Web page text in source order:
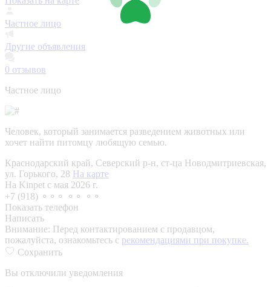
Частное лицо
Другие объявления
0 отзывов
Частное лицо
Человек, который занимается разведением животных или
хочет найти питомцу любящую семью.
Краснодарский край, Северский р-н, ст-ца Новодмитриевская,
ул. Горького, 28 На карте
На Kinpet c мая 2026 г.
+7 (918) ⚬⚬⚬ ⚬⚬ ⚬⚬
Показать телефон
Написать
Внимание: Перед контактированием с продавцом,
пожалуйста, ознакомьтесь с рекомендациями при покупке.
Сохранить
Вы отключили уведомления